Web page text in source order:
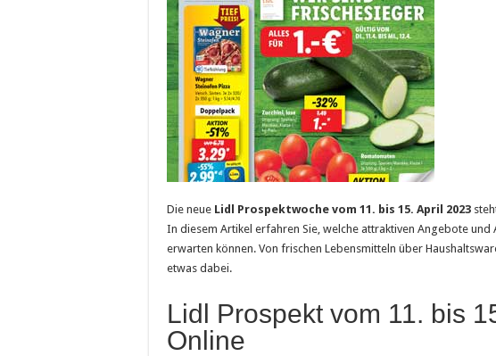
Die neue Lidl Prospektwoche vom 11. bis 15. April 2023
In diesem Artikel erfahren Sie, welche attraktiven Angebote und
erwarten können. Von frischen Lebensmitteln über
etwas dabei.
Lidl Prospekt vom 11. bis
Online